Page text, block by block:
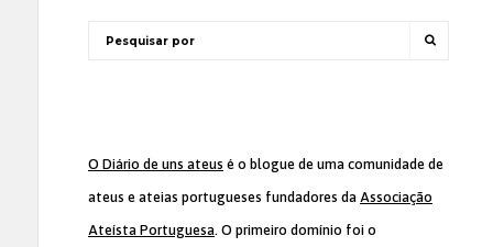
O Diário de uns ateus é o blogue de uma comunidade de
ateus e ateias portugueses fundadores da Associação
Ateísta Portuguesa. O primeiro domínio foi o